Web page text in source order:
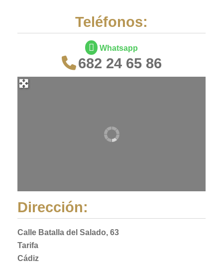
Teléfonos:
Whatsapp
682 24 65 86
Dirección:
Calle Batalla del Salado, 63
Tarifa
Cádiz